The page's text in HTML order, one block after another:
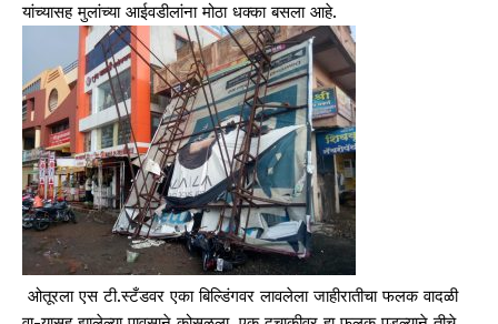
यांच्यासह मुलांच्या आईवडीलांना मोठा धक्का बसला आहे.
ओतूरला एस टी.स्टँडवर एका बिल्डिंगवर लावलेला जाहीरातीचा फलक वादळी